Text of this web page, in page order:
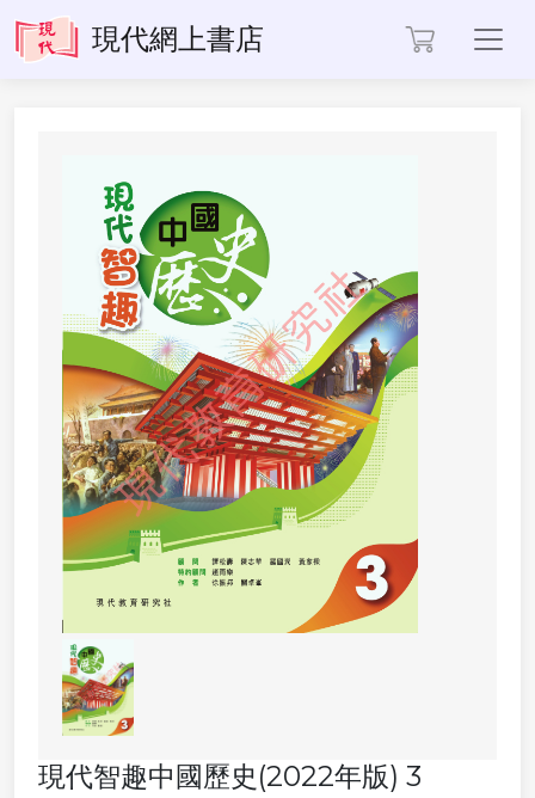
現代網上書店
現代智趣中國歷史(2022年版) 3